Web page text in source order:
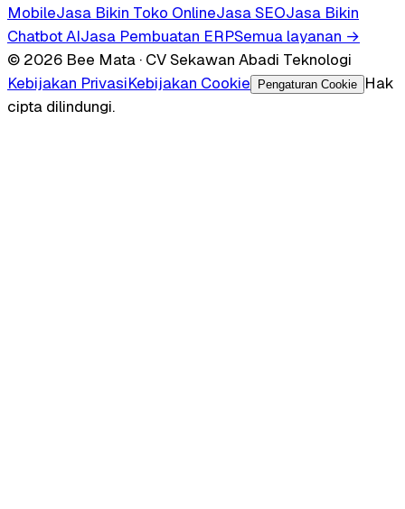
MobileJasa Bikin Toko OnlineJasa SEOJasa Bikin
Chatbot AIJasa Pembuatan ERPSemua layanan →
© 2026 Bee Mata · CV Sekawan Abadi Teknologi
Kebijakan PrivasiKebijakan Cookie Pengaturan Cookie
Hak
cipta dilindungi.